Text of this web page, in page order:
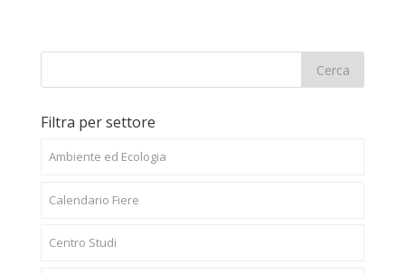
Filtra per settore
Ambiente ed Ecologia
Calendario Fiere
Centro Studi